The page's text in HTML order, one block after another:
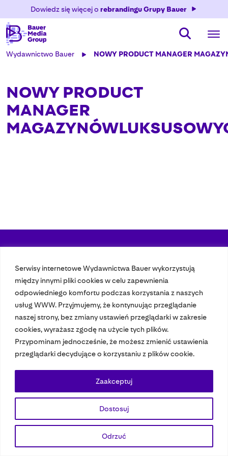
Serwisy internetowe Wydawnictwa Bauer wykorzystują
między innymi pliki cookies w celu zapewnienia
odpowiedniego komfortu podczas korzystania z naszych
usług WWW. Przyjmujemy, że kontynuując przeglądanie
naszej strony, bez zmiany ustawień przeglądarki w zakresie
cookies, wyrażasz zgodę na użycie tych plików.
Przypominam jednocześnie, że możesz zmienić ustawienia
przeglądarki decydujące o korzystaniu z plików cookie.
Dostosuj
Odrzuć
Zaakceptuj
Dowiedz się więcej o rebrandingu Grupy Bauer
Wydawnictwo Bauer NOWY PRODUCT MANAGER
NOWY PRODUCT
MANAGER
Nasze czasopisma
Nasze strony
© 2023 Bauer Media Group, All Rights Reserved.
Polityka prywatnościDane osoboweWydawca EMFASpeak Up